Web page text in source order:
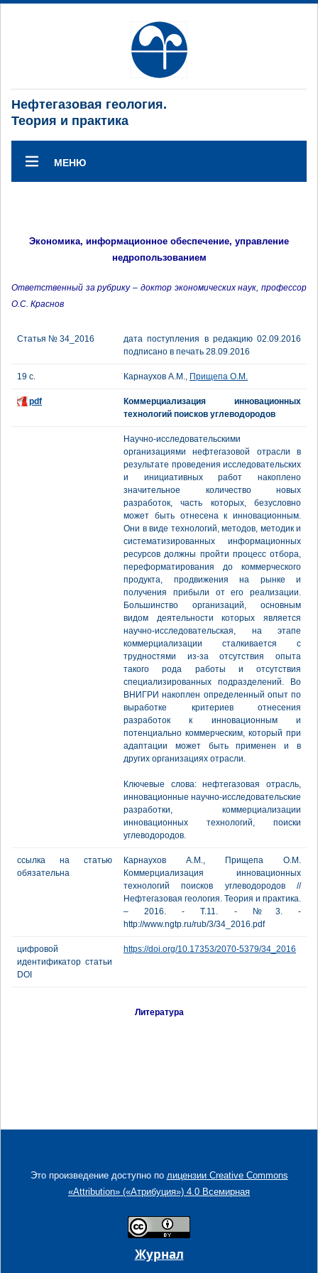
Нефтегазовая геология.
Теория и практика
МЕНЮ
Экономика, информационное обеспечение, управление
недропользованием
Ответственный за рубрику – доктор экономических наук, профессор
О.С. Краснов
Статья № 34_2016
дата поступления в редакцию 02.09.2016
подписано в печать 28.09.2016
19 с. Карнаухов А.М., Прищепа О.М.
pdf
Коммерциализация инновационных
технологий поисков углеводородов
Научно-исследовательскими
организациями нефтегазовой отрасли в
результате проведения исследовательских
и инициативных работ накоплено
значительное количество новых
разработок, часть которых, безусловно
может быть отнесена к инновационным.
Они в виде технологий, методов, методик и
систематизированных информационных
ресурсов должны пройти процесс отбора,
переформатирования до коммерческого
продукта, продвижения на рынке и
получения прибыли от его реализации.
Большинство организаций, основным
видом деятельности которых является
научно-исследовательская, на этапе
коммерциализации сталкивается с
трудностями из-за отсутствия опыта
такого рода работы и отсутствия
специализированных подразделений. Во
ВНИГРИ накоплен определенный опыт по
выработке критериев отнесения
разработок к инновационным и
потенциально коммерческим, который при
адаптации может быть применен и в
других организациях отрасли.
Ключевые слова: нефтегазовая отрасль,
инновационные научно-исследовательские
разработки, коммерциализации
инновационных технологий, поиски
углеводородов.
ссылка на статью
обязательна
Карнаухов А.М., Прищепа О.М.
Коммерциализация инновационных
технологий поисков углеводородов //
Нефтегазовая геология. Теория и практика.
– 2016. - Т.11. - №3. -
http://www.ngtp.ru/rub/3/34_2016.pdf
цифровой
идентификатор статьи
DOI
https://doi.org/10.17353/2070-5379/34_2016
Литература
Это произведение доступно по лицензии Creative Commons
«Attribution» («Атрибуция») 4.0 Всемирная
Журнал